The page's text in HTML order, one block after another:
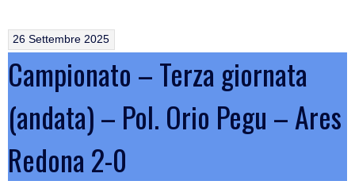
26 Settembre 2025
Campionato – Terza giornata
(andata) – Pol. Orio Pegu – Ares
Redona 2-0